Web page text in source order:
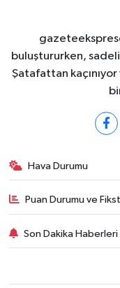
buluştururken,
Şatafattan
Hava Durumu
Puan Durumu ve
Son Dakika Haberleri